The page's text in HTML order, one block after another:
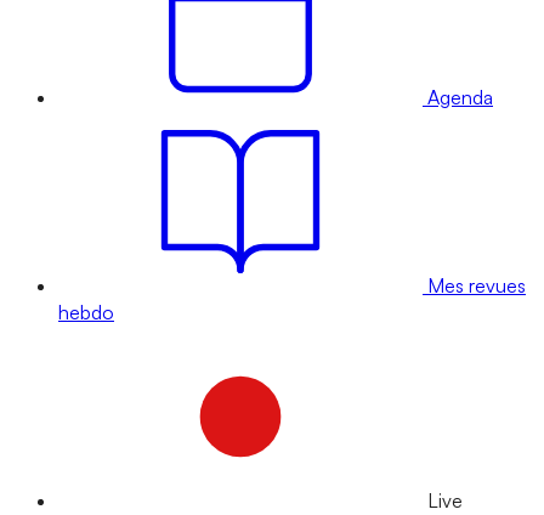
Agenda
Mes revues
hebdo
Live